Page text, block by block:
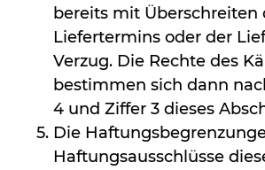
bereits mit Überschreiten
Liefertermins oder der
Verzug. Die Rechte des
bestimmen sich dann
4 und Ziffer 3 dieses
Die
Haftungsausschlüsse